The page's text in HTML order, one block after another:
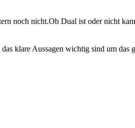
noch nicht.Ob Dual ist oder nicht
klare Aussagen wichtig sind um das